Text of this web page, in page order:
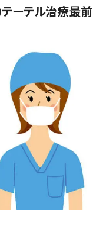
ーテル治療最前